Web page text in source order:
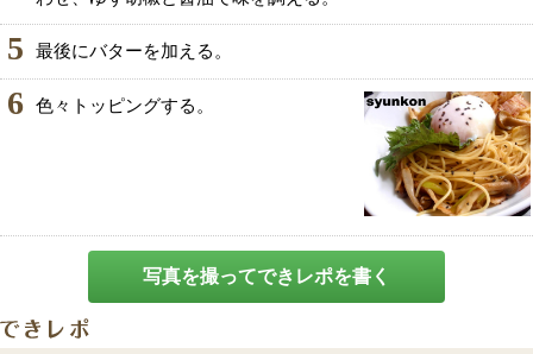
5 最後にバターを加える。
6 色々トッピングする。
写真を撮ってできレポを書く